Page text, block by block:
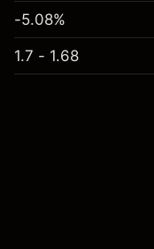
-5.08%
1.68 - 1.7